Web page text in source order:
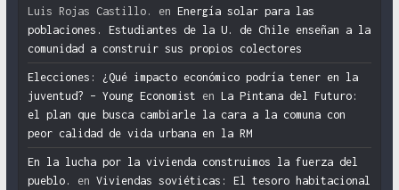
Luis Rojas Castillo. en Energía solar para las
poblaciones. Estudiantes de la U. de Chile enseñan a la
comunidad a construir sus propios colectores
Elecciones: ¿Qué impacto económico podría tener en la
juventud? – Young Economist en La Pintana del Futuro:
el plan que busca cambiarle la cara a la comuna con
peor calidad de vida urbana en la RM
En la lucha por la vivienda construimos la fuerza del
pueblo.
en Viviendas soviéticas: El tesoro habitacional